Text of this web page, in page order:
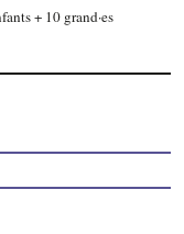
+ 10 grand·es